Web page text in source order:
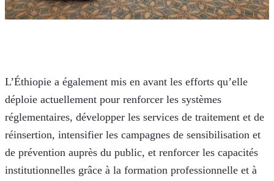
L’Éthiopie a également mis en avant les efforts qu’elle
déploie actuellement pour renforcer les systèmes
réglementaires, développer les services de traitement et de
réinsertion, intensifier les campagnes de sensibilisation et
de prévention auprès du public, et renforcer les capacités
institutionnelles grâce à la formation professionnelle et à